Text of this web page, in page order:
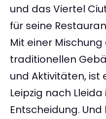
und das Viertel
für seine
Mit einer
traditionellen
und Aktivitäten, ist
Leipzig nach
Entscheidung.